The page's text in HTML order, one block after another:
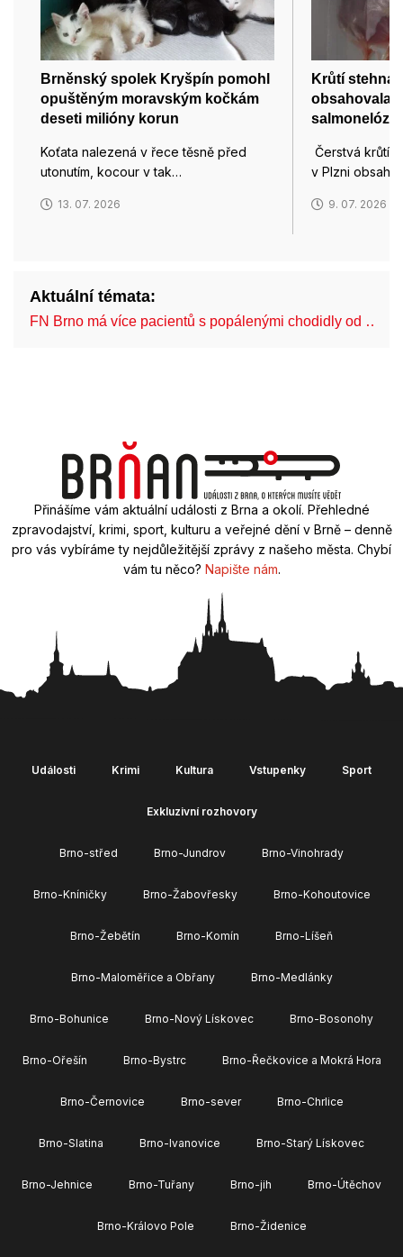
Brněnský spolek Kryšpín pomohl
opuštěným moravským kočkám
deseti milióny korun
Koťata nalezená v řece těsně před
utonutím, kocour v tak…
13. 07. 2026
Krůtí stehna
obsahovala
salmonelózu
Čerstvá krůtí
v Plzni
9. 07. 2026
Aktuální témata:
FN Brno má více pacientů s popálenými chodidly od …
Přinášíme vám aktuální události z Brna a okolí. Přehledné
zpravodajství, krimi, sport, kulturu a veřejné dění v Brně – denně
pro vás vybíráme ty nejdůležitější zprávy z našeho města. Chybí
vám tu něco? Napište nám.
Události Krimi Kultura Vstupenky Sport
Exkluzivní rozhovory
Brno-střed Brno-Jundrov Brno-Vinohrady
Brno-Kníničky Brno-Žabovřesky Brno-Kohoutovice
Brno-Žebětín Brno-Komín Brno-Líšeň
Brno-Maloměřice a Obřany Brno-Medlánky
Brno-Bohunice Brno-Nový Lískovec Brno-Bosonohy
Brno-Ořešín Brno-Bystrc Brno-Řečkovice a Mokrá Hora
Brno-Černovice Brno-sever Brno-Chrlice
Brno-Slatina Brno-Ivanovice Brno-Starý Lískovec
Brno-Jehnice Brno-Tuřany Brno-jih Brno-Útěchov
Brno-Královo Pole Brno-Židenice